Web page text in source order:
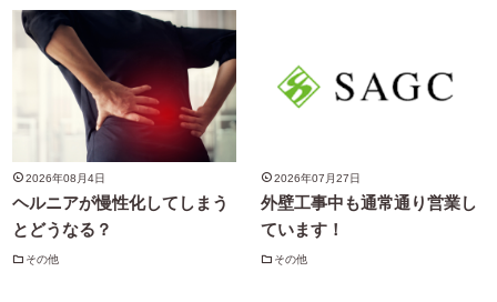
2026年08月4日
ヘルニアが慢性化してしまう
とどうなる？
その他
2026年07月27日
外壁工事中も通常通り営業し
ています！
その他